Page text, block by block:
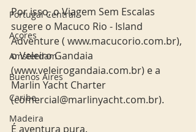
Portugal Central
Açores
Amsterdam
Buenos Aires
Caribe
Madeira
Por isso, o Viagem Sem Escalas
sugere o Macuco Rio - Island
Adventure ( www.macucorio.com.br),
o Veleiro Gandaia
(www.veleirogandaia.com.br) e a
Marlin Yacht Charter
(comercial@marlinyacht.com.br).
É aventura pura.